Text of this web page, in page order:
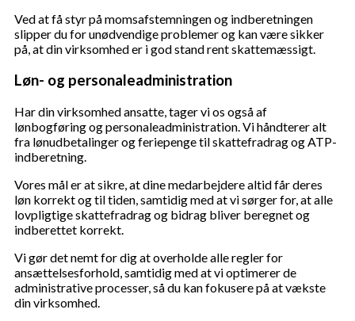
Ved at få styr på momsafstemningen og indberetningen
slipper du for unødvendige problemer og kan være sikker
på, at din virksomhed er i god stand rent skattemæssigt.
Løn- og personaleadministration
Har din virksomhed ansatte, tager vi os også af
lønbogføring og personaleadministration. Vi håndterer alt
fra lønudbetalinger og feriepenge til skattefradrag og ATP-
indberetning.
Vores mål er at sikre, at dine medarbejdere altid får deres
løn korrekt og til tiden, samtidig med at vi sørger for, at alle
lovpligtige skattefradrag og bidrag bliver beregnet og
indberettet korrekt.
Vi gør det nemt for dig at overholde alle regler for
ansættelsesforhold, samtidig med at vi optimerer de
administrative processer, så du kan fokusere på at vækste
din virksomhed.